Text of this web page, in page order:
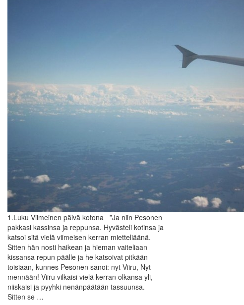
1.Luku Viimeinen päivä kotona ”Ja niin Pesonen
pakkasi kassinsa ja reppunsa. Hyvästeli kotinsa ja
katsoi sitä vielä viimeisen kerran mietteliäänä.
Sitten hän nosti haikean ja hieman vaiteliaan
kissansa repun päälle ja he katsoivat pitkään
toisiaan, kunnes Pesonen sanoi: nyt Viiru, Nyt
mennään! Viiru vilkaisi vielä kerran olkansa yli,
niiskaisi ja pyyhki nenänpäätään tassuunsa.
Sitten se …